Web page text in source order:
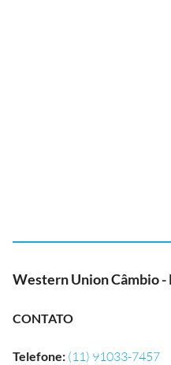
Western Union Câmbio -
CONTATO
Telefone: (11) 91033-7457